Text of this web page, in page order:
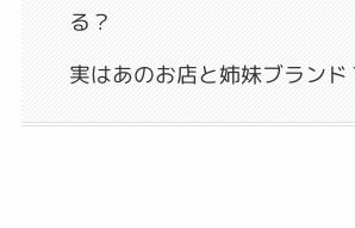
る？
実はあのお店と姉妹ブランド